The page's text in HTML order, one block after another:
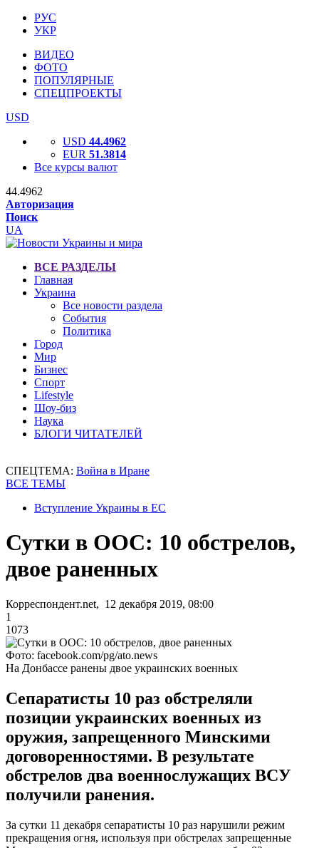
РУС
УКР
ВИДЕО
ФОТО
ПОПУЛЯРНЫЕ
СПЕЦПРОЕКТЫ
USD
USD 44.4962
EUR 51.3814
Все курсы валют
44.4962
Авторизация
Поиск
UA
ВСЕ РАЗДЕЛЫ
Главная
Украина
Все новости раздела
События
Политика
Город
Мир
Бизнес
Спорт
Lifestyle
Шоу-биз
Наука
БЛОГИ ЧИТАТЕЛЕЙ
СПЕЦТЕМА: Война в Иране
ВСЕ ТЕМЫ
Вступление Украины в ЕС
Сутки в ООС: 10 обстрелов,
двое раненных
Корреспондент.net, 12 декабря 2019, 08:00
1
1073
Фото: facebook.com/pg/ato.news
На Донбассе ранены двое украинских военных
Сепаратисты 10 раз обстреляли
позиции украинских военных из
оружия, запрещенного Минскими
договоренностями. В результате
обстрелов два военнослужащих ВСУ
получили ранения.
За сутки 11 декабря сепаратисты 10 раз нарушили режим
прекращения огня, используя при обстрелах запрещенные